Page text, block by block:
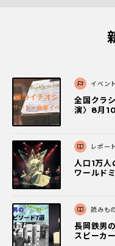
イベント
全国クラ
演〉8月
レポート
人口1万
ワールド
読みもの
長岡鉄男
スピーカ